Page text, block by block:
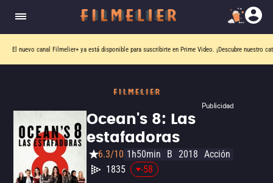
El nuevo canal Filmelier+ ya está disponible para suscribirte en Prime Video. ¡Descubre nuestro
Publicidad
Ocean's 8: Las
estafadoras
6.3/10 1h50min B 2018 Acción
1835
-58